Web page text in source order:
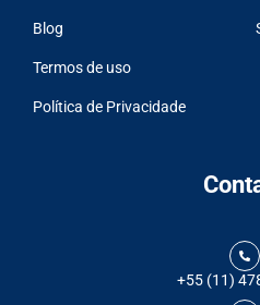
Blog
Termos de uso
Política de Privacidade
+55 (11)